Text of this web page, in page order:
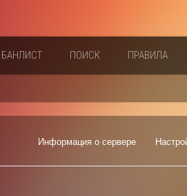
БАНЛИСТ ПОИСК ПРАВИЛА
Информация о сервере